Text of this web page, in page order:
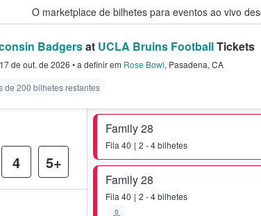
O marketplace de bilhetes para eventos ao vivo
– onde os fãs compram e vendem
Badgersat UCLA Bruins FootballTickets
de out. de 2026 •a definirem Rose Bowl, Pasadena, CA
de 200 bilhetes restantes
Family 28
Fila 40 2 - 4 bilhetes
Family 28
Fila 40 2 - 4 bilhetes
4 5+